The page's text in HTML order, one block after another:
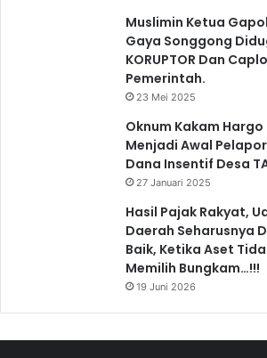
Muslimin Ketua
Gaya Songgong
KORUPTOR Dan
Pemerintah.
23 Mei 2025
Oknum Kakam Hargo
Menjadi Awal
Dana Insentif Desa
27 Januari 2025
Hasil Pajak Rakyat,
Daerah Seharusnya
Baik, Ketika Aset
Memilih Bungkam…!!!
19 Juni 2026